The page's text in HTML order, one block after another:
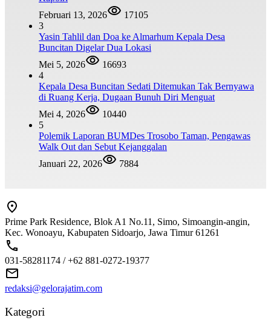
Februari 13, 2026
17105
3
Yasin Tahlil dan Doa ke Almarhum Kepala Desa
Buncitan Digelar Dua Lokasi
Mei 5, 2026
16693
4
Kepala Desa Buncitan Sedati Ditemukan Tak Bernyawa
di Ruang Kerja, Dugaan Bunuh Diri Menguat
Mei 4, 2026
10440
5
Polemik Laporan BUMDes Trosobo Taman, Pengawas
Walk Out dan Sebut Kejanggalan
Januari 22, 2026
7884
Prime Park Residence, Blok A1 No.11, Simo, Simoangin-angin,
Kec. Wonoayu, Kabupaten Sidoarjo, Jawa Timur 61261
031-58281174 / +62 881-0272-19377
redaksi@gelorajatim.com
Kategori